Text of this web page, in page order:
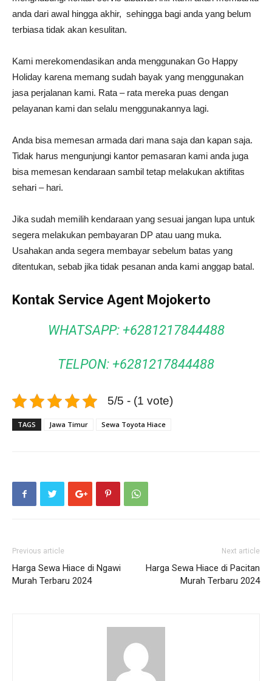
anda dari awal hingga akhir, sehingga bagi anda yang belum
terbiasa tidak akan kesulitan.
Kami merekomendasikan anda menggunakan Go Happy
Holiday karena memang sudah bayak yang menggunakan
jasa perjalanan kami. Rata – rata mereka puas dengan
pelayanan kami dan selalu menggunakannya lagi.
Anda bisa memesan armada dari mana saja dan kapan saja.
Tidak harus mengunjungi kantor pemasaran kami anda juga
bisa memesan kendaraan sambil tetap melakukan aktifitas
sehari – hari.
Jika sudah memilih kendaraan yang sesuai jangan lupa untuk
segera melakukan pembayaran DP atau uang muka.
Usahakan anda segera membayar sebelum batas yang
ditentukan, sebab jika tidak pesanan anda kami anggap batal.
Kontak Service Agent Mojokerto
WHATSAPP: +6281217844488
TELPON: +6281217844488
5/5 - (1 vote)
TAGS Jawa Timur Sewa Toyota Hiace
Previous article
Harga Sewa Hiace di Ngawi
Murah Terbaru 2024
Next article
Harga Sewa Hiace di Pacitan
Murah Terbaru 2024